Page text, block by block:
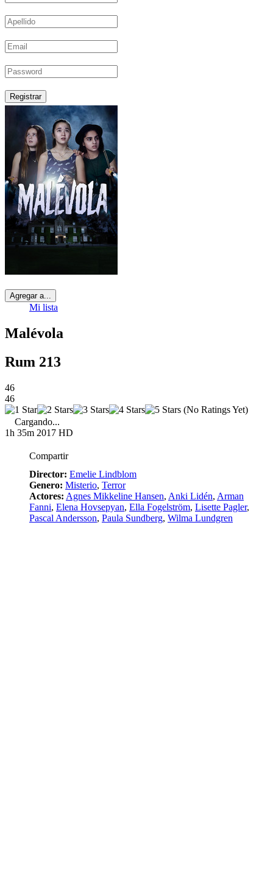
Registrar
Agregar a...
Mi lista
Malévola
Rum 213
46
46
(No Ratings Yet)
Cargando...
1h 35m 2017 HD
Compartir
Director: Emelie Lindblom
Genero: Misterio, Terror
Actores: Agnes Mikkeline Hansen, Anki Lidén, Arman
Fanni, Elena Hovsepyan, Ella Fogelström, Lisette Pagler,
Pascal Andersson, Paula Sundberg, Wilma Lundgren